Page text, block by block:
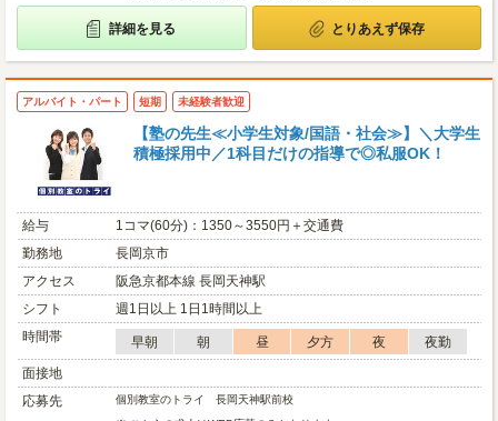
詳細を見る とりあえず保存
アルバイト・パート 短期 未経験者歓迎
【塾の先生≪小学生対象/国語・社会≫】＼大学生
積極採用中／1科目だけの指導で◎私服OK！
給与
1コマ(60分)：1350～3550円＋交通費
勤務地
長岡京市
アクセス
阪急京都本線 長岡天神駅
シフト
週1日以上 1日1時間以上
時間帯
早朝 朝 昼 夕方 夜
夜勤
面接地
応募先
個別教室のトライ 長岡天神駅前校